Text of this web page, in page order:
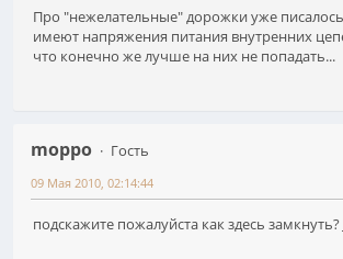
Про "нежелательные" дорожки уже
имеют напряжения питания внутренних
что конечно же лучше на них не попадать...
moppo
Гость
09 Мая 2010, 02:14:44
подскажите пожалуйста как здесь замкнуть?